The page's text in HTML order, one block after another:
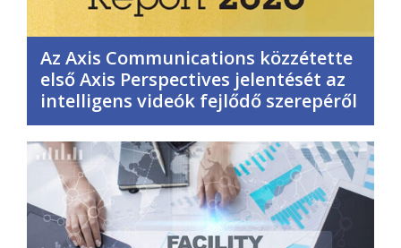
Az Axis Communications közzétette
első Axis Perspectives jelentését az
intelligens videók fejlődő szerepéről